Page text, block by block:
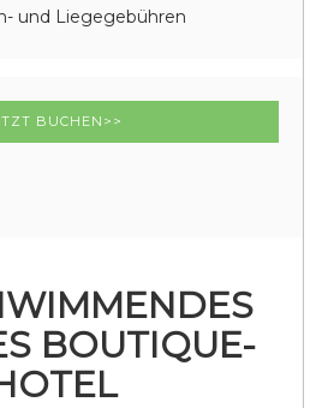
und Liegegebühren
BUCHEN>>
BOUTIQUE-